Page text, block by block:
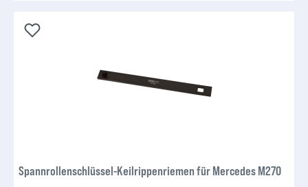
Spannrollenschlüssel-Keilrippenriemen für Mercedes M270